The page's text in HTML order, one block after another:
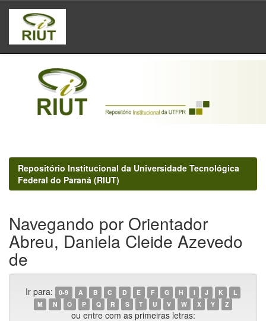
Skip
navigation
Repositório Institucional da Universidade Tecnológica
Federal do Paraná (RIUT)
Navegando por Orientador
Abreu, Daniela Cleide Azevedo
de
Ir para: 0-9 A B C D E F G H I J K
L
M
N O P Q R S T U V W X Y Z
ou entre com as primeiras letras: